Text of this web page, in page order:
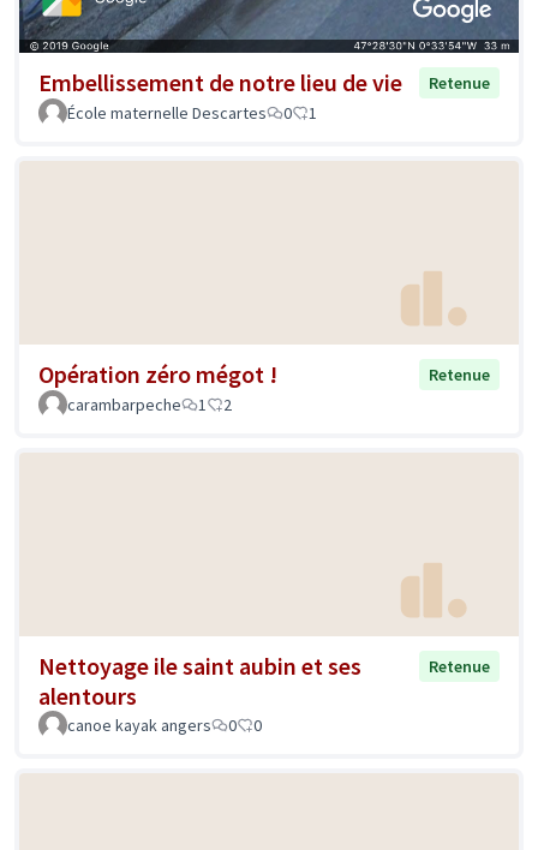
Embellissement de notre lieu de vie
Retenue
École maternelle Descartes
0 1
Opération zéro mégot !
Retenue
carambarpeche
1 2
Nettoyage ile saint aubin et ses
alentours
Retenue
canoe kayak angers 0 0